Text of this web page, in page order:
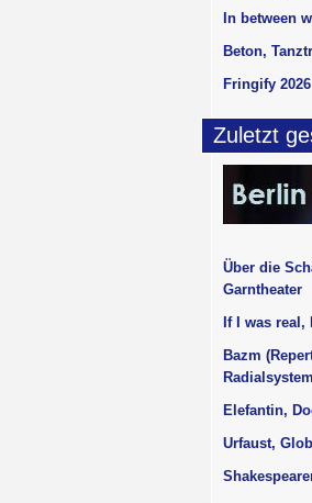
In between
Beton,
Fringify 2026
Zuletzt
Über die
Garntheater
If I was
Bazm
Radialsystem
Elefantin,
Urfaust,